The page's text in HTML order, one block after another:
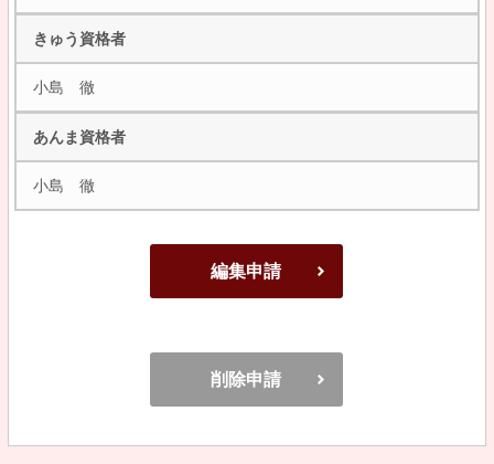
きゅう資格者
小島 徹
あんま資格者
小島 徹
編集申請
削除申請